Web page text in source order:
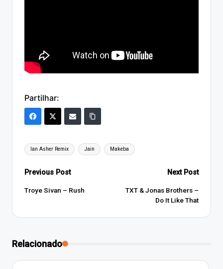
Partilhar:
Tags:
Ian Asher Remix Jain Makeba
Post
navigation
Previous Post
Troye Sivan – Rush
Next Post
TXT & Jonas Brothers –
Do It Like That
Relacionado